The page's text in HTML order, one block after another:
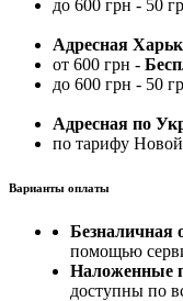
до 600 грн - 50
Адресная
от 600 грн -
до 600 грн - 50
Адресная по
по тарифу
Варианты оплаты
Безналичная
помощью
Наложенные
доступны по